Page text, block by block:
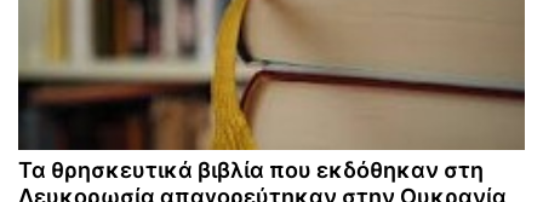
Τα θρησκευτικά βιβλία που εκδόθηκαν στη
Λευκορωσία απαγορεύτηκαν στην Ουκρανία